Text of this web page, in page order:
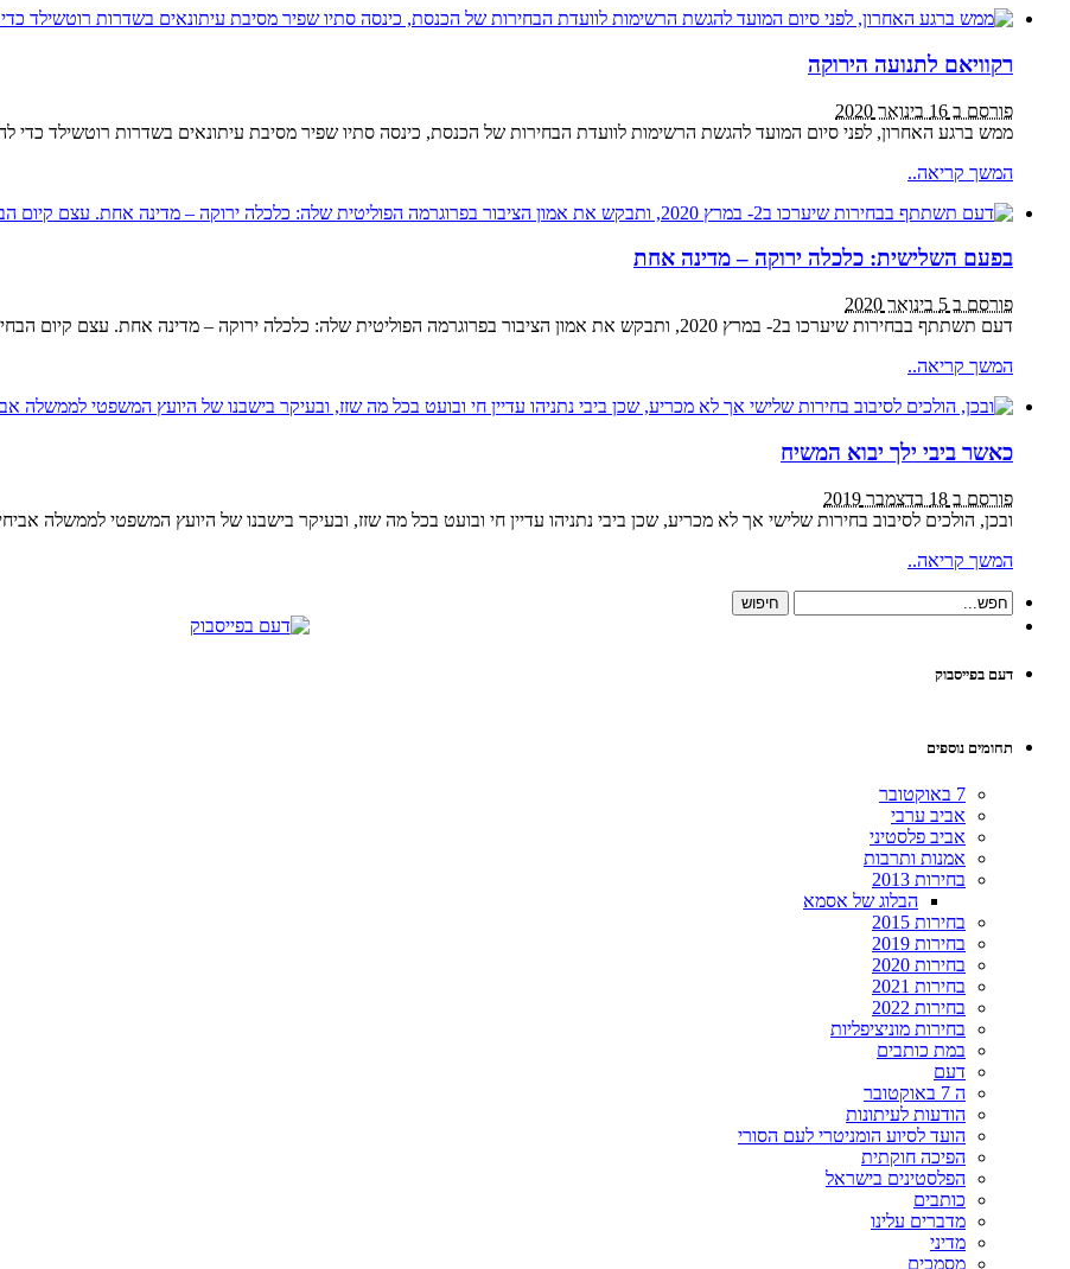
רקוויאם לתנועה הירוקה
פורסם ב 16 בינואר 2020
ממש ברגע האחרון, לפני סיום המועד להגשת הרשימות לוועדת הבחירות של הכנסת, כינסה סתיו שפיר מסיבת עיתונאים בשדרות רוטשילד
המשך קריאה..
בפעם השלישית: כלכלה ירוקה – מדינה אחת
פורסם ב 5 בינואר 2020
דעם תשתתף בבחירות שיערכו ב2- במרץ 2020, ותבקש את אמון הציבור בפרוגרמה הפוליטית שלה: כלכלה ירוקה – מדינה אחת. עצם קיום הבחירות, זו הפעם השלישית תוך שנה, מצביע על עומק […]
המשך קריאה..
כאשר ביבי ילך יבוא המשיח
פורסם ב 18 בדצמבר 2019
ובכן, הולכים לסיבוב בחירות שלישי אך לא מכריע, שכן ביבי נתניהו עדיין חי ובועט בכל מה שזז, ובעיקר בישבנו של היועץ המשפטי לממשלה
המשך קריאה..
דעם בפייסבוק
תחומים נוספים
7 באוקטובר
אביב ערבי
אביב פלסטיני
אמנות ותרבות
בחירות 2013
הבלוג של אסמא
בחירות 2015
בחירות 2019
בחירות 2020
בחירות 2021
בחירות 2022
בחירות מוניציפליות
במת כותבים
דעם
ה 7 באוקטובר
הודעות לעיתונות
הועד לסיוע הומניטרי לעם הסורי
הפיכה חוקתית
הפלסטינים בישראל
כותבים
מדברים עלינו
מדיני
מסמכים